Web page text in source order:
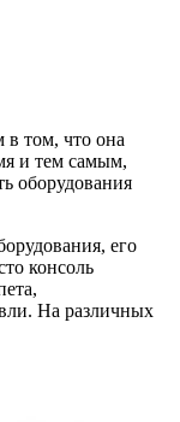
в том, что она
и тем самым,
оборудования
его
консоль
На различных